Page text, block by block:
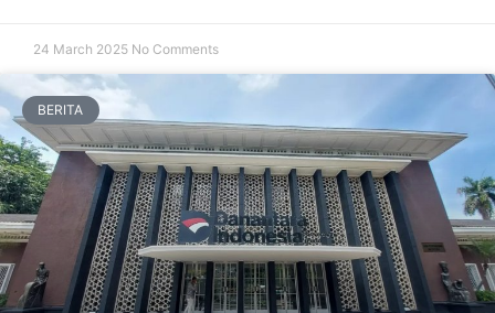
24 March 2025 No Comments
BERITA